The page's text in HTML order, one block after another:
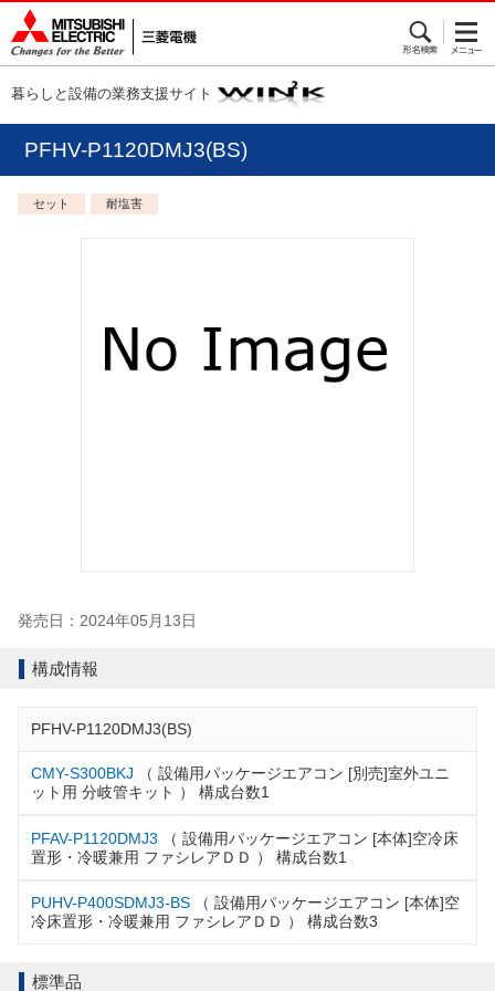
暮らしと設備の業務支援サイト
PFHV-P1120DMJ3(BS)
セット 耐塩害
発売日：2024年05月13日
構成情報
PFHV-P1120DMJ3(BS)
CMY-S300BKJ
（ 設備用パッケージエアコン [別売]室外ユニ
ット用 分岐管キット ） 構成台数1
PFAV-P1120DMJ3
（ 設備用パッケージエアコン [本体]空冷床
置形・冷暖兼用 ファシレアＤＤ ） 構成台数1
PUHV-P400SDMJ3-BS
（ 設備用パッケージエアコン [本体]空
冷床置形・冷暖兼用 ファシレアＤＤ ） 構成台数3
標準品